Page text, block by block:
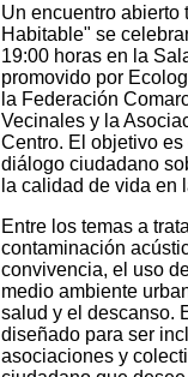
Un encuentro abierto
Habitable" se
19:00 horas en la
promovido por
la Federación
Vecinales y la
Centro. El objetivo
diálogo ciudadano
la calidad de vida en
Entre los temas a
contaminación
convivencia, el uso
medio ambiente
salud y el descanso.
diseñado para ser
asociaciones y